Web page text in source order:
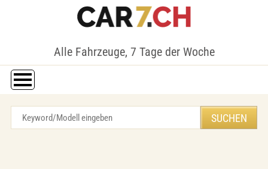
Alle Fahrzeuge, 7 Tage der Woche